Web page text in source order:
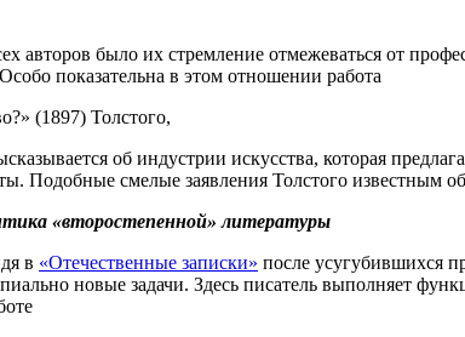
авторов было их стремление отмежеваться от
показательна в этом отношении работа
(1897) Толстого,
об индустрии искусства, которая
Подобные смелые заявления Толстого известным
«второстепенной» литературы
в «Отечественные записки» после усугубившихся
новые задачи. Здесь писатель выполняет